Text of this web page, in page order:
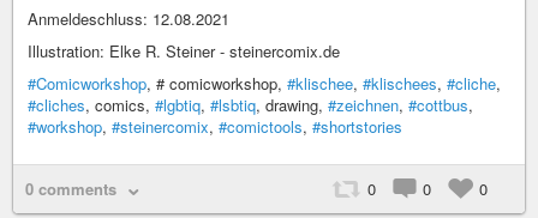
Anmeldeschluss: 12.08.2021
Illustration: Elke R. Steiner - steinercomix.de
#Comicworkshop, # comicworkshop, #klischee, #klischees, #cliche,
#cliches, comics, #lgbtiq, #lsbtiq, drawing, #zeichnen, #cottbus,
#workshop, #steinercomix, #comictools, #shortstories
0 comments 0 0 0